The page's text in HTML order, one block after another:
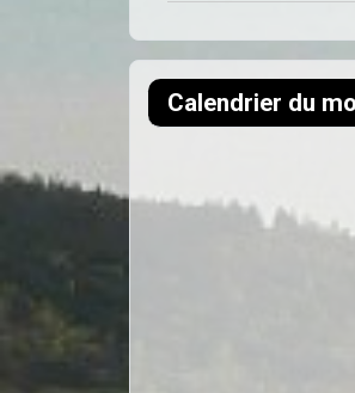
Calendrier du